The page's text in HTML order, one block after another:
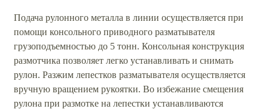
Подача рулонного металла в линии осуществляется при
помощи консольного приводного разматывателя
грузоподъемностью до 5 тонн. Консольная конструкция
размотчика позволяет легко устанавливать и снимать
рулон. Разжим лепестков разматывателя осуществляется
вручную вращением рукоятки. Во избежание смещения
рулона при размотке на лепестки устанавливаются